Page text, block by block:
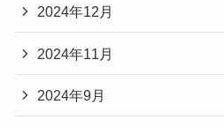
2024年12月
2024年11月
2024年9月